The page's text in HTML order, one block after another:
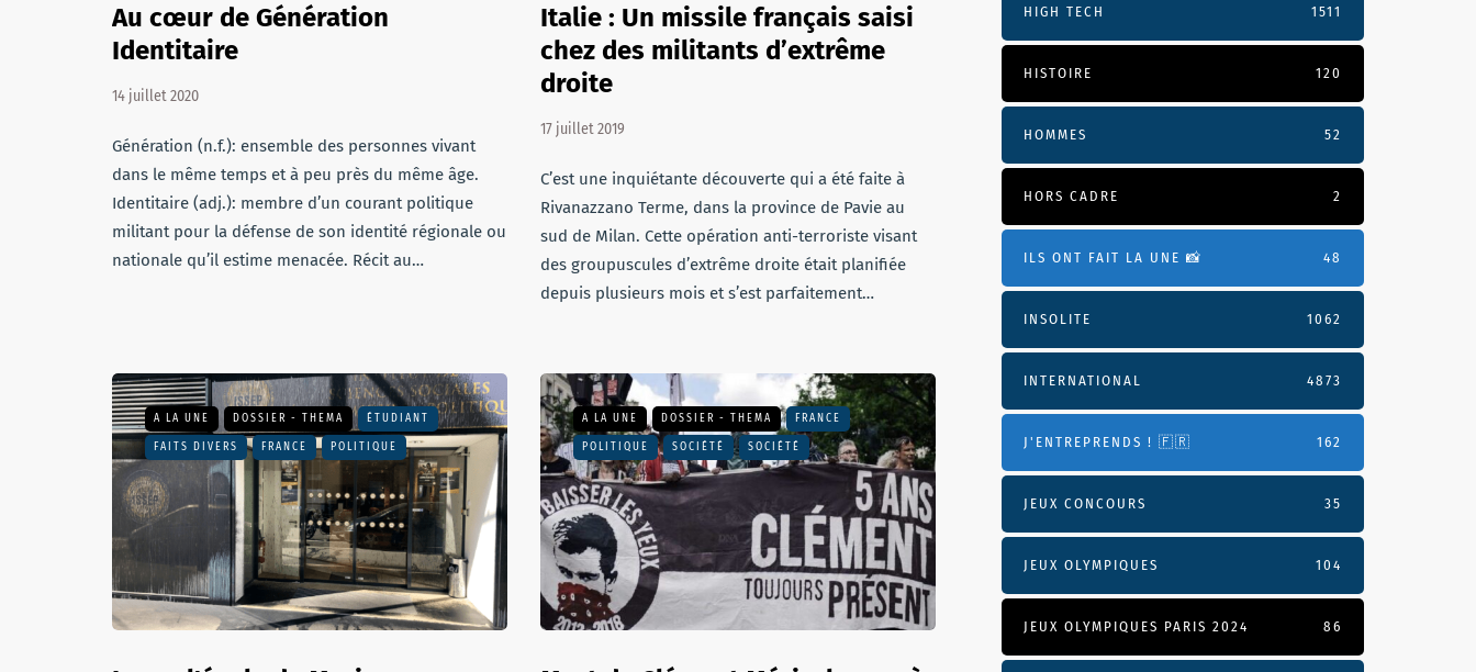
Au cœur de Génération
Identitaire
14 juillet 2020
Génération (n.f.): ensemble des personnes vivant
dans le même temps et à peu près du même âge.
Identitaire (adj.): membre d’un courant politique
militant pour la défense de son identité régionale ou
nationale qu’il estime menacée. Récit au…
Italie : Un missile français saisi
chez des militants d’extrême
droite
17 juillet 2019
C’est une inquiétante découverte qui a été faite à
Rivanazzano Terme, dans la province de Pavie au
sud de Milan. Cette opération anti-terroriste visant
des groupuscules d’extrême droite était planifiée
depuis plusieurs mois et s’est parfaitement…
A LA UNE DOSSIER - THEMA ÉTUDIANT
FAITS DIVERS FRANCE POLITIQUE
A LA UNE DOSSIER - THEMA FRANCE
POLITIQUE SOCIÉTÉ SOCIÉTÉ
HIGH TECH 1511
HISTOIRE 120
HOMMES 52
HORS CADRE 2
ILS ONT FAIT LA UNE 📸 48
INSOLITE 1062
INTERNATIONAL 4873
J'ENTREPRENDS ! 🇫🇷 162
JEUX CONCOURS 35
JEUX OLYMPIQUES 104
JEUX OLYMPIQUES PARIS 2024 86